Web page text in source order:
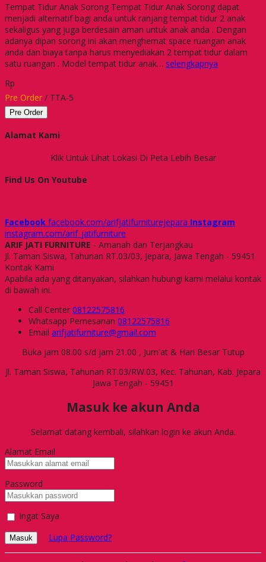
Tempat Tidur Anak Sorong Tempat Tidur Anak Sorong dapat
menjadi alternatif bagi anda untuk ranjang tempat tidur 2 anak
sekaligus yang juga berdesain aman untuk anak anda . Dengan
adanya dipan sorong ini akan menghemat space ruangan anak
anda dan biaya tanpa harus menyediakan 2 tempat tidur dalam
satu ruangan . Model tempat tidur anak… selengkapnya
Rp
Pre Order / TTA-5
Pre Order
Alamat Kami
Klik Untuk Lihat Lokasi Di Peta Lebih Besar
Find Us On Youtube
Facebook facebook.com/arifjatifurniturejepara Instagram
instagram.com/arif_jatifurniture
ARIF JATI FURNITURE - Amanah dan Terjangkau
Jl. Taman Siswa, Tahunan RT.03/03, Jepara, Jawa Tengah - 59451
Kontak Kami
Apabila ada yang ditanyakan, silahkan hubungi kami melalui kontak
di bawah ini.
Call Center 08122575816
Whatsapp Pemesanan 08122575816
Email arifjatifurniture@gmail.com
Buka jam 08.00 s/d jam 21.00 , Jum'at & Hari Besar Tutup
Jl. Taman Siswa, Tahunan RT.03/RW.03, Kec. Tahunan, Kab. Jepara
Jawa Tengah - 59451
Masuk ke akun Anda
Selamat datang kembali, silahkan login ke akun Anda.
Alamat Email
Password
Ingat Saya
Masuk Lupa Password?